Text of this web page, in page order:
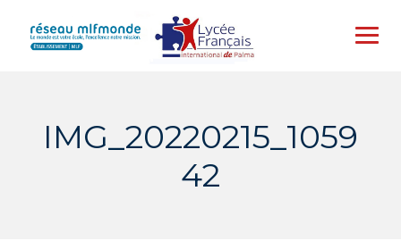
content
IMG_20220215_1059
42